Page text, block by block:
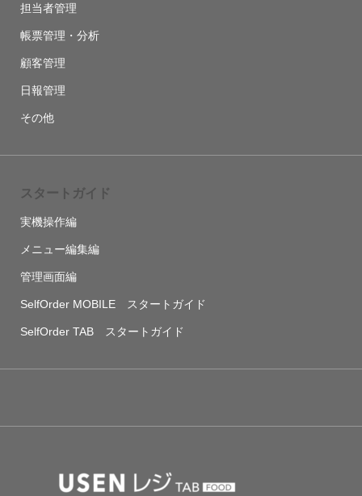
担当者管理
帳票管理・分析
顧客管理
日報管理
その他
スタートガイド
実機操作編
メニュー編集編
管理画面編
SelfOrder MOBILE スタートガイド
SelfOrder TAB スタートガイド